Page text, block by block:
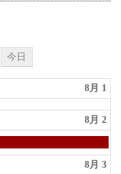
今日
8月 1
8月 2
8月 3